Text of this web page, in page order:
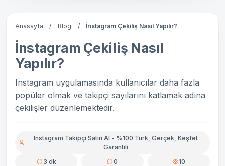
Anasayfa / Blog / İnstagram Çekiliş Nasıl Yapılır?
İnstagram Çekiliş Nasıl
Yapılır?
Instagram uygulamasında kullanıcılar daha fazla
popüler olmak ve takipçi sayılarını katlamak adına
çekilişler düzenlemektedir.
Instagram Takipçi Satın Al - %100 Türk, Gerçek, Keşfet
Garantili
3 dk
0 10